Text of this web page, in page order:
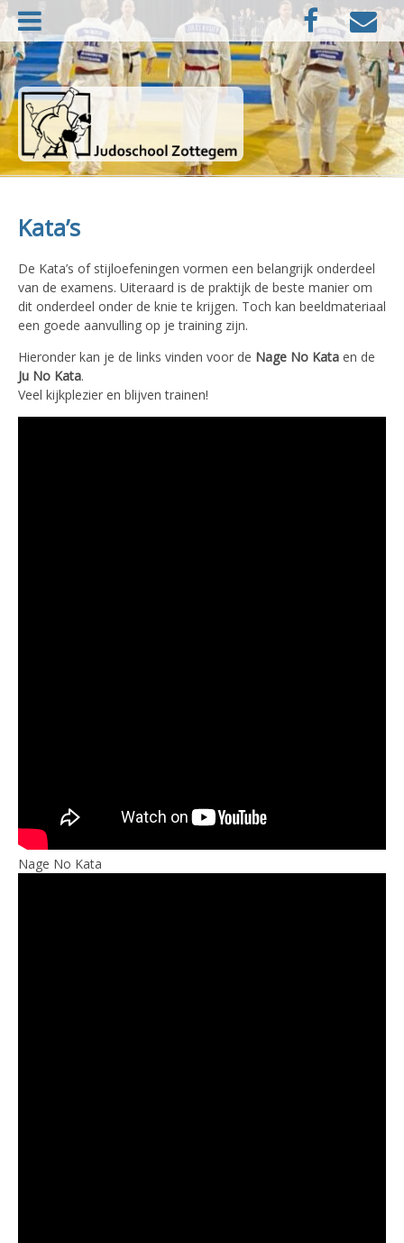
Naar
inhoud
springen
FacebookE-
mail
Judoschool Zottegem
Kata’s
De Kata’s of stijloefeningen vormen een belangrijk onderdeel
van de examens. Uiteraard is de praktijk de beste manier om
dit onderdeel onder de knie te krijgen. Toch kan beeldmateriaal
een goede aanvulling op je training zijn.
Hieronder kan je de links vinden voor de Nage No Kata en de
Ju No Kata.
Veel kijkplezier en blijven trainen!
Nage No Kata